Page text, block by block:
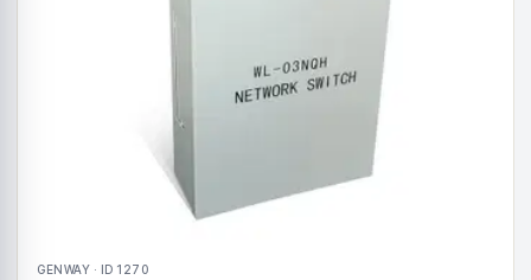
GENWAY · ID 1270